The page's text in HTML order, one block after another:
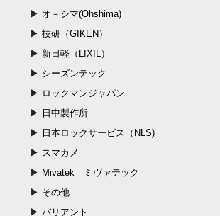
オ－シマ(Ohshima)
技研（GIKEN）
新日軽（LIXIL）
シーズンテック
ロックマンジャパン
日中製作所
日本ロックサービス（NLS)
スマカメ
Mivatek ミヴァテック
その他
バリアント